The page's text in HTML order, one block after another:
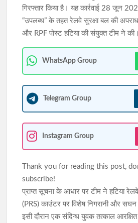
गिरफ्तार किया है। यह कार्रवाई 28 जून
“उपलब्ध” के तहत रेलवे सुरक्षा बल की
और RPF पोस्ट हटिया की संयुक्त टीम ने की।
WhatsApp Group
Telegram Group
Instagram Group
Thank you for reading this post,
subscribe!
प्राप्त सूचना के आधार पर टीम ने हटिया
(PRS) काउंटर पर विशेष निगरानी और सघन
इसी दौरान एक संदिग्ध युवक तत्काल